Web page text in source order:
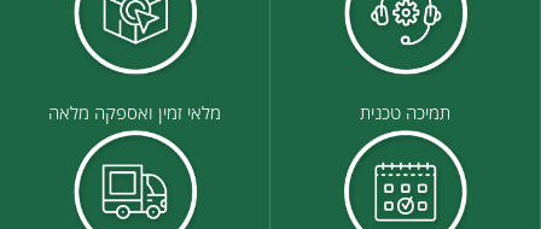
תמיכה טכנית מלאי זמין ואספקה מלאה